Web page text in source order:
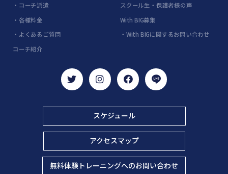
・コーチ派遣
・各種料金
・よくあるご質問
コーチ紹介
スクール生・保護者様の声
With BIG募集
・With BIGに関するお問い合わせ
スケジュール
アクセスマップ
無料体験トレーニングへのお問い合わせ